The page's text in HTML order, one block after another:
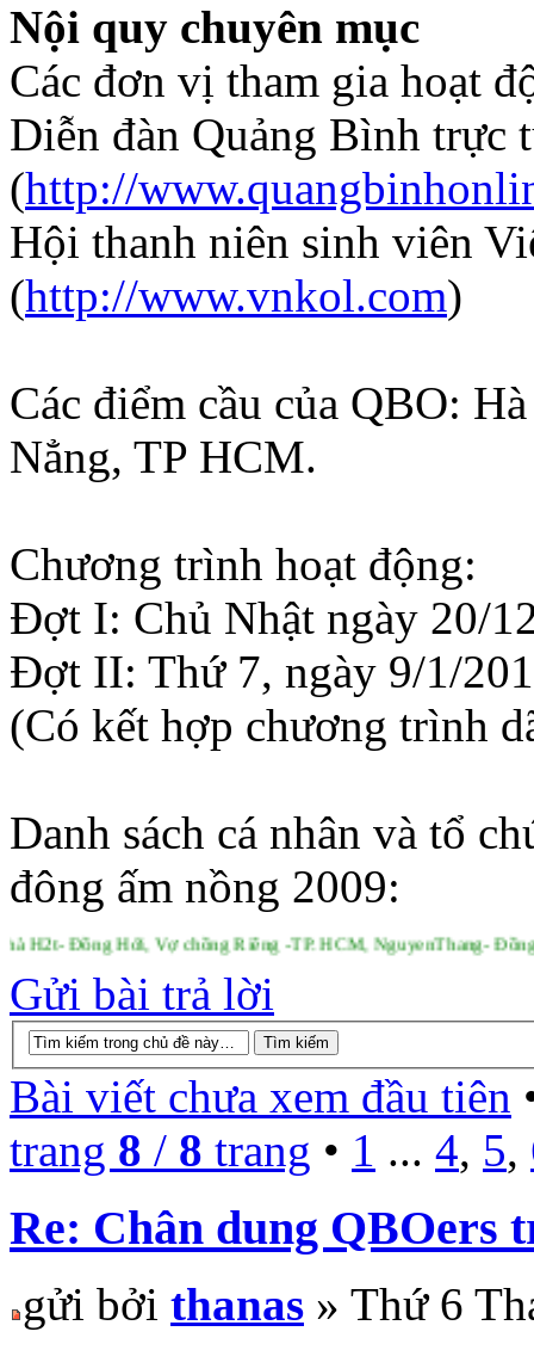
Nội quy chuyên mục
Các đơn vị tham gia hoạt
Diễn đàn Quảng Bình trực
(http://
Hội thanh niên sinh viên
(http://www.vnkol.com)
Các điểm cầu của QBO:
Nẳng, TP HCM.
Chương trình hoạt động:
Đợt I: Chủ Nhật ngày 20/
Đợt II: Thứ 7, ngày 9/1/
(Có kết hợp chương trình
Danh sách cá nhân và tổ
đông ấm nồng 2009:
Nhà H2t- Đồng Hới, Vợ chồng Riêng -TP. HCM,
Gửi bài trả lời
Bài viết chưa xem đầu tiên
trang 8 / 8 trang • 1 ... 4, 5,
Re: Chân dung QBOers
gửi bởi thanas » Thứ 6